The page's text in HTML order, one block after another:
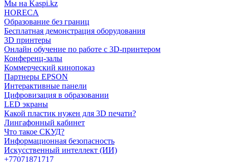
Мы на Kaspi.kz
HORECA
Образование без границ
Бесплатная демонстрация оборудования
3D принтеры
Онлайн обучение по работе с 3D-принтером
Конференц-залы
Коммерческий кинопоказ
Партнеры EPSON
Интерактивные панели
Цифровизация в образовании
LED экраны
Какой пластик нужен для 3D печати?
Лингафонный кабинет
Что такое СКУД?
Информационная безопасность
Искусственный интеллект (ИИ)
+77071871717